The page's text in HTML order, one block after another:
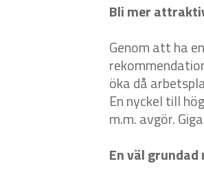
Bli mer
Genom att ha
öka då
En nyckel till
m.m. avgör.
En väl grundad